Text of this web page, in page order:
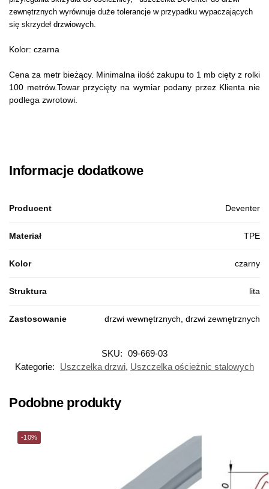
zewnętrznych wyrównuje duże tolerancje w przypadku wypaczających
się skrzydeł drzwiowych.
Kolor: czarna
Cena za metr bieżący. Minimalna ilość zakupu to 1 mb cięty z rolki
100 metrów.Towar przycięty na wymiar podany przez Klienta nie
podlega zwrotowi.
Informacje dodatkowe
Producent Deventer
Materiał TPE
Kolor czarny
Struktura lita
Zastosowanie drzwi wewnętrznych, drzwi zewnętrznych
SKU: 09-669-03
Kategorie:
Uszczelka drzwi, Uszczelka ościeżnic stalowych
Podobne produkty
-10%